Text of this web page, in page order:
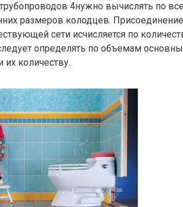
4нужно вычислять по
размеров колодцев. Присоединение
сети исчисляется по
определять по объемам
их количеству.